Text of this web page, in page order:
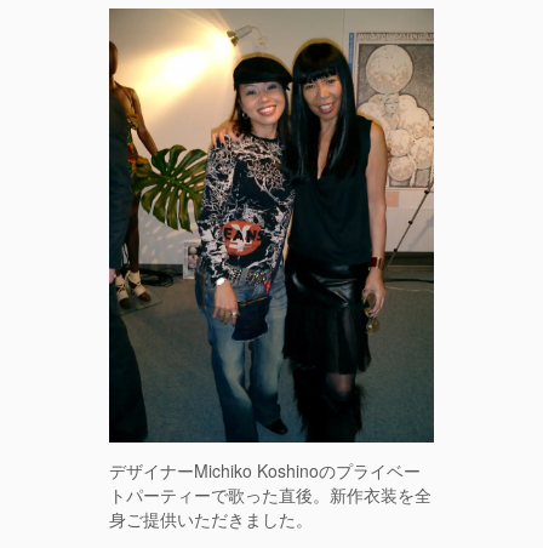
デザイナーMichiko Koshinoのプライベー
トパーティーで歌った直後。新作衣装を全
身ご提供いただきました。